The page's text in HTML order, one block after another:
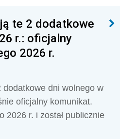
te 2 dodatkowe
r.: oficjalny
2026 r.
dni wolnego w
oficjalny komunikat.
2026 r. i został publicznie